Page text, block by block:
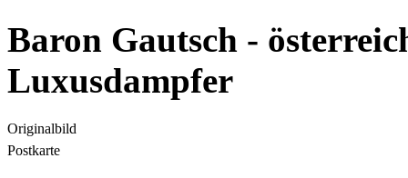
Baron Gautsch -
Luxusdampfer
Originalbild
Postkarte